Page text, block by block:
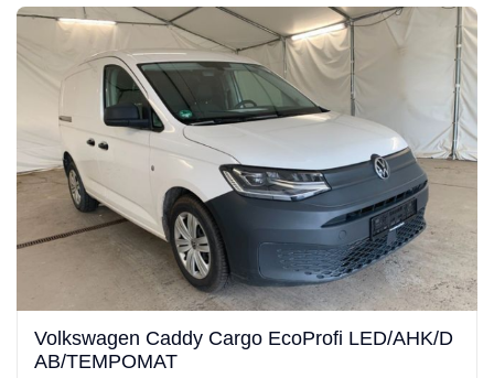
Volkswagen Caddy Cargo EcoProfi LED/AHK/D
AB/TEMPOMAT